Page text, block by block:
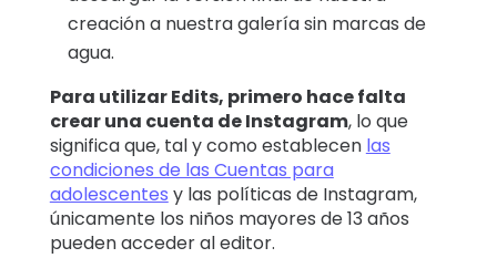
creación a nuestra galería sin marcas de
agua.
Para utilizar Edits, primero hace falta
crear una cuenta de Instagram, lo que
significa que, tal y como establecen las
condiciones de las Cuentas para
adolescentes y las políticas de Instagram,
únicamente los niños mayores de 13 años
pueden acceder al editor.